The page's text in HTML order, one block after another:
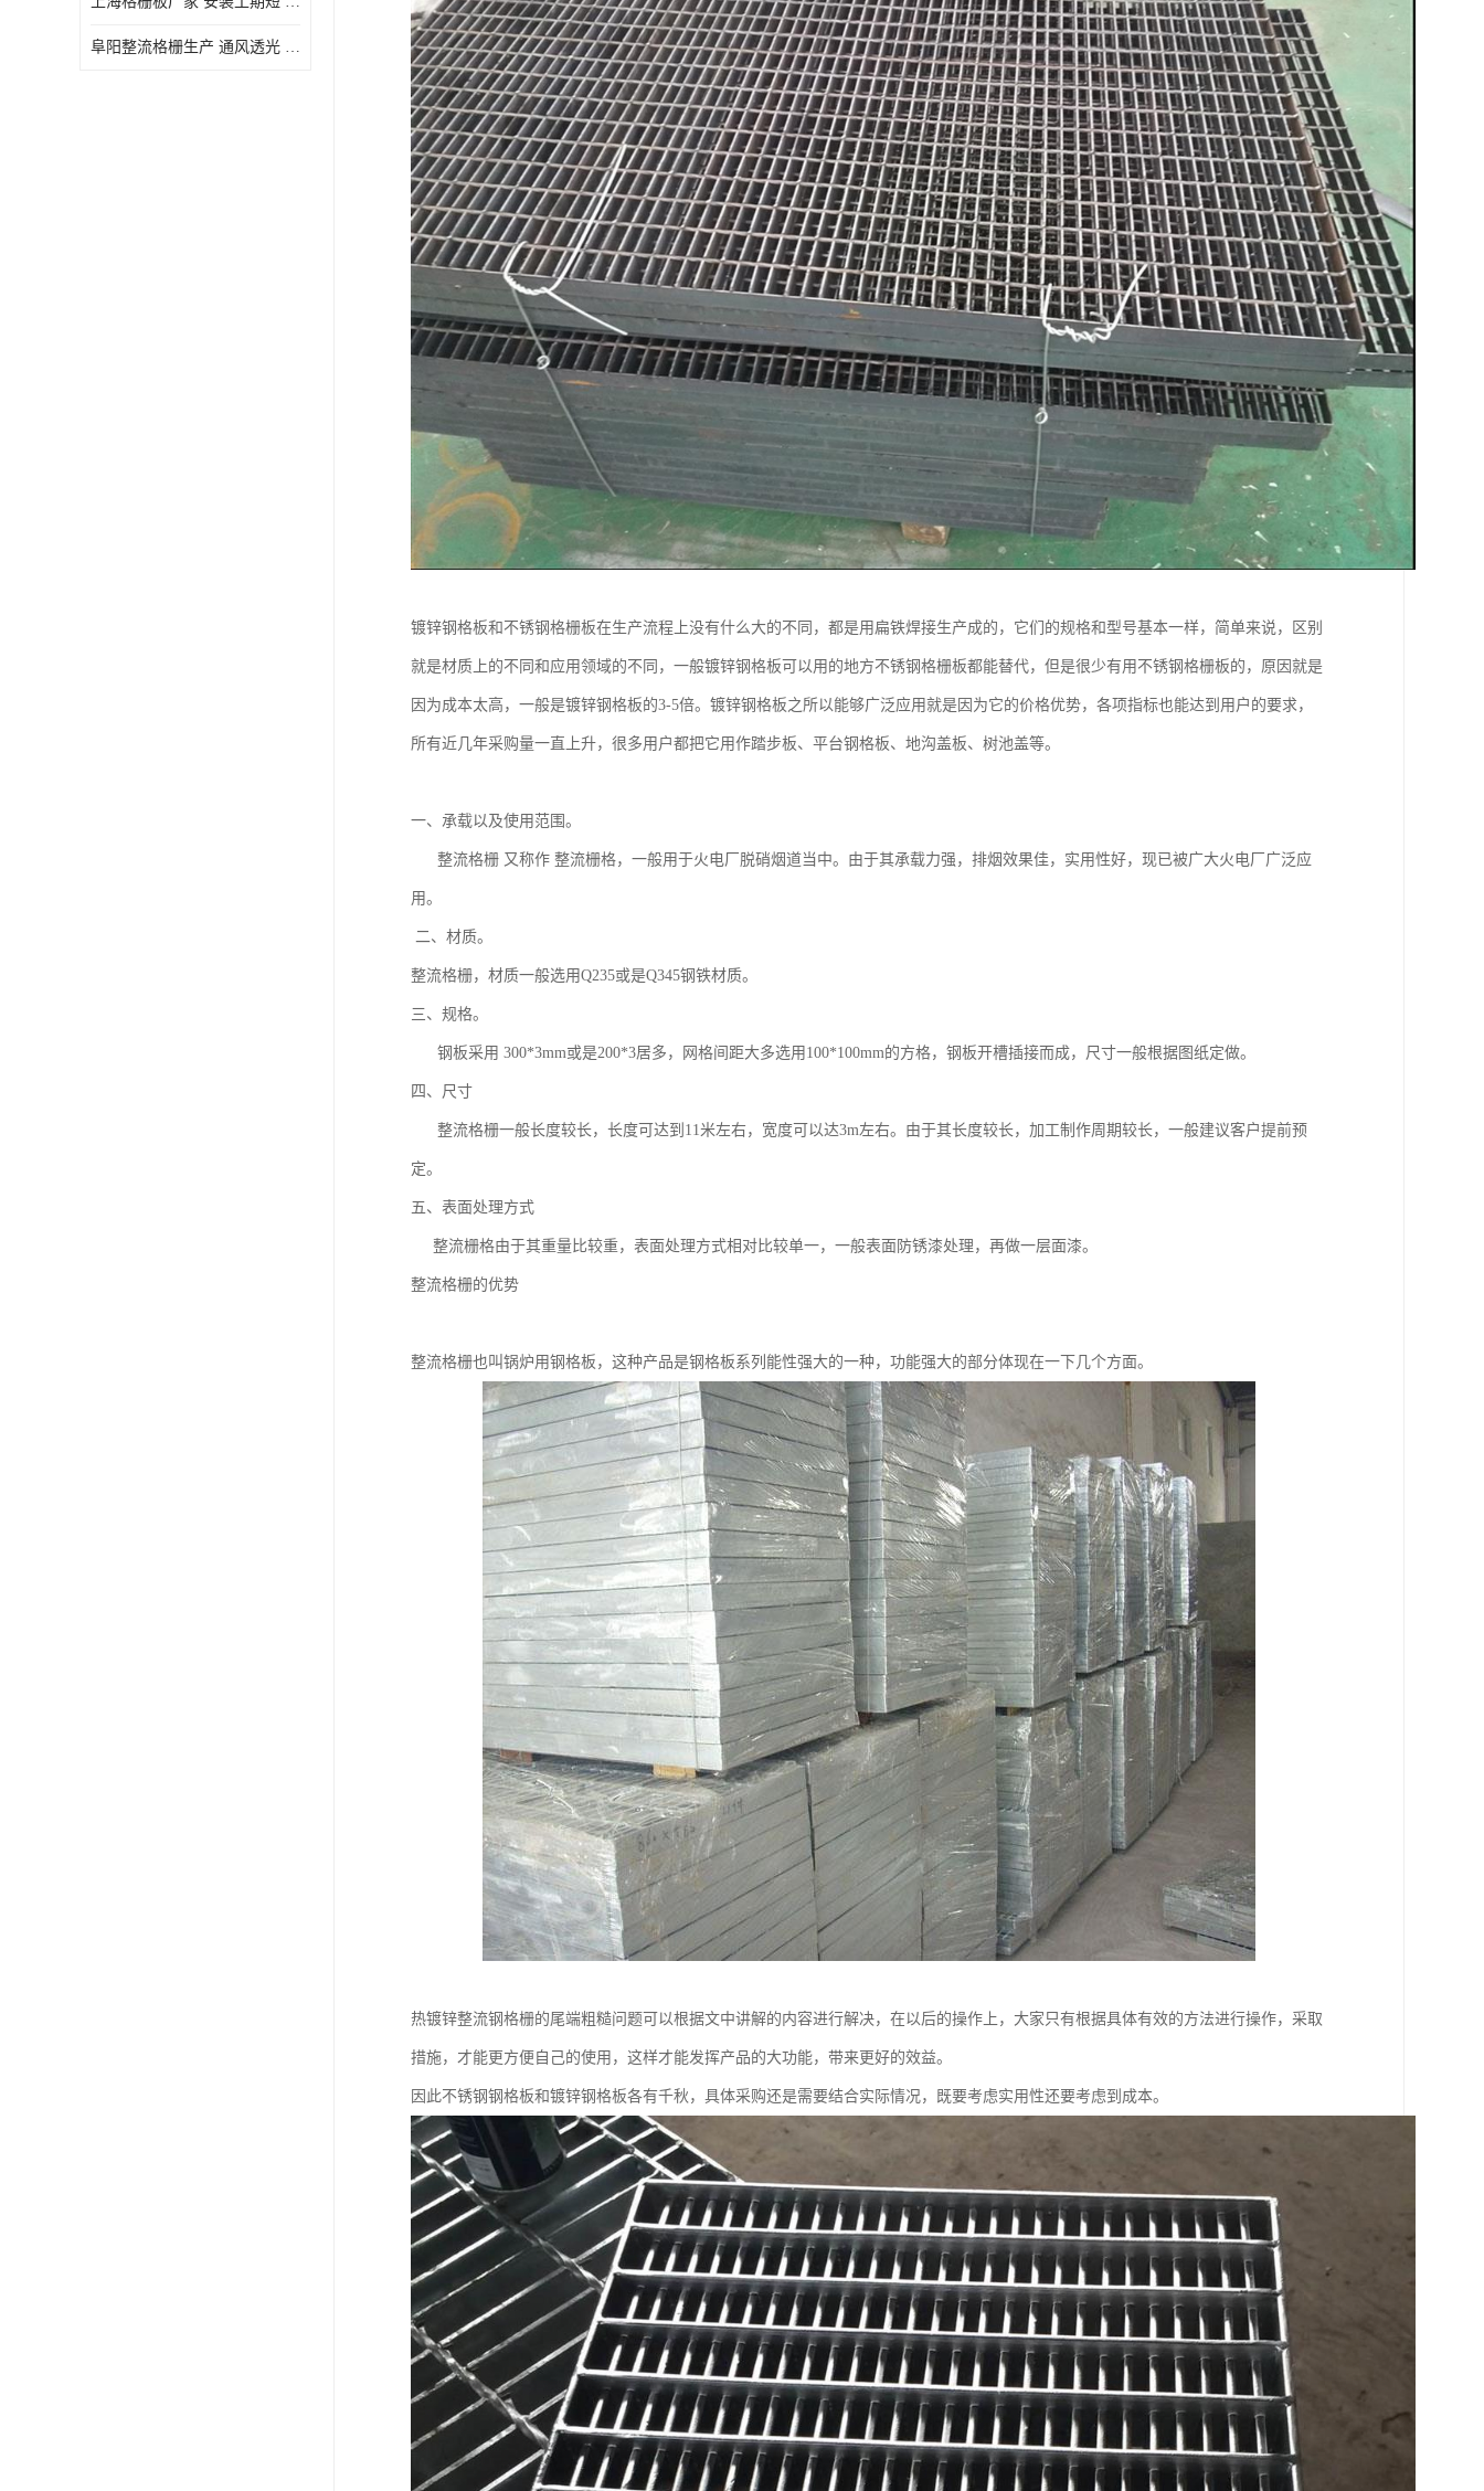
阜阳整流格栅生产 通风透光 免清理和维护
镀锌钢格板和不锈钢格栅板在生产流程上没有什么大的不同，都是用扁铁焊接生产成的，它们的规格和型号基本一样，简单来说，区别
就是材质上的不同和应用领域的不同，一般镀锌钢格板可以用的地方不锈钢格栅板都能替代，但是很少有用不锈钢格栅板的，原因就是
因为成本太高，一般是镀锌钢格板的3-5倍。镀锌钢格板之所以能够广泛应用就是因为它的价格优势，各项指标也能达到用户的要求，
所有近几年采购量一直上升，很多用户都把它用作踏步板、平台钢格板、地沟盖板、树池盖等。
一、承载以及使用范围。
整流格栅 又称作 整流栅格，一般用于火电厂脱硝烟道当中。由于其承载力强，排烟效果佳，实用性好，现已被广大火电厂广泛应
用。
二、材质。
整流格栅，材质一般选用Q235或是Q345钢铁材质。
三、规格。
钢板采用 300*3mm或是200*3居多，网格间距大多选用100*100mm的方格，钢板开槽插接而成，尺寸一般根据图纸定做。
四、尺寸
整流格栅一般长度较长，长度可达到11米左右，宽度可以达3m左右。由于其长度较长，加工制作周期较长，一般建议客户提前预
定。
五、表面处理方式
整流栅格由于其重量比较重，表面处理方式相对比较单一，一般表面防锈漆处理，再做一层面漆。
整流格栅的优势
整流格栅也叫锅炉用钢格板，这种产品是钢格板系列能性强大的一种，功能强大的部分体现在一下几个方面。
热镀锌整流钢格栅的尾端粗糙问题可以根据文中讲解的内容进行解决，在以后的操作上，大家只有根据具体有效的方法进行操作，采取
措施，才能更方便自己的使用，这样才能发挥产品的大功能，带来更好的效益。
因此不锈钢钢格板和镀锌钢格板各有千秋，具体采购还是需要结合实际情况，既要考虑实用性还要考虑到成本。